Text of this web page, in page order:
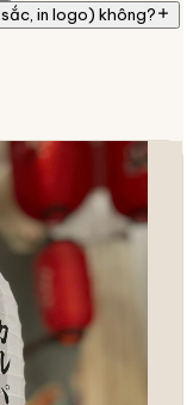
in logo) không?